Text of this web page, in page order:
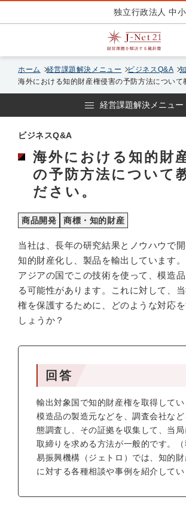
独立行政法人 中
ホーム 経営課題解決メニュー ビジネスQ&A
海外における知的財産権侵害の予防方法について
経営課題解決メニュー
ビジネスQ&A
海外における知的財
の予防方法について
ださい。
商品開発 商標・知的財産
当社は、長年の研究結果とノウハウで
知的財産化し、製品を輸出しています
アジアの国でこの技術を使って、模造
る可能性があります。これに対して、
権を保護するために、どのような対応
しょうか？
回答
輸出対象国で知的財産権を取得してい
模造品の製造元などを、調査会社な
態調査し、その証拠を収集して、当
取締りを求める方法が一般的です。（
易振興機構（ジェトロ）では、知的
に対する各種相談や事例を紹介してい